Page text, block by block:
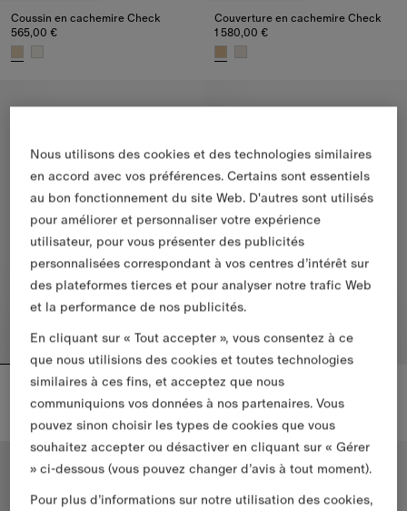
Coussin en cachemire Check
565,00 €
Couverture en cachemire Check
1 580,00 €
Serviette en coton Check
470,00 €
Serviette en coton Check, 470,00 €
1 950,00 €
Peignoir en laine et cachemire
Nouveautés
Nous utilisons des cookies et des technologies similaires
en accord avec vos préférences. Certains sont essentiels
au bon fonctionnement du site Web. D'autres sont utilisés
pour améliorer et personnaliser votre expérience
utilisateur, pour vous présenter des publicités
personnalisées correspondant à vos centres d’intérêt sur
des plateformes tierces et pour analyser notre trafic Web
et la performance de nos publicités.
En cliquant sur « Tout accepter », vous consentez à ce
que nous utilisions des cookies et toutes technologies
similaires à ces fins, et acceptez que nous
communiquions vos données à nos partenaires. Vous
pouvez sinon choisir les types de cookies que vous
souhaitez accepter ou désactiver en cliquant sur « Gérer
» ci-dessous (vous pouvez changer d’avis à tout moment).
Pour plus d’informations sur notre utilisation des cookies,